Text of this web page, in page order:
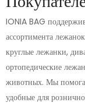
Лежаки и домики
товары на рынке
изделия,
привлекательный
стабильное качество.
Получить
IONIA BAG
ассортимента
круглые лежанки,
ортопедические
животных. Мы
удобные для